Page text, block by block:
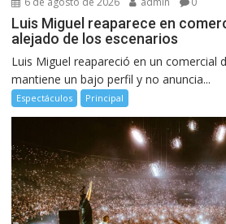
Luis Miguel reaparece en
alejado de los escenarios
Luis Miguel reapareció en un comercial
mantiene un bajo perfil y no anuncia...
Espectáculos Principal